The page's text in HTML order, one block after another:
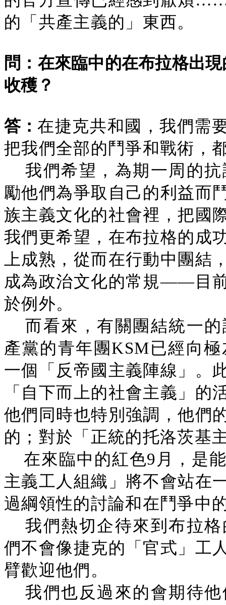
的「共產主義的」東西。
問：在來臨中的在布拉格出
收穫？
答：在捷克共和國，我們需
把我們全部的鬥爭和戰術，
我們希望，為期一周的
勵他們為爭取自己的利益而
族主義文化的社會裡，把國
我們更希望，在布拉格的成
上成熟，從而在行動中團結
成為政治文化的常規——目
於例外。
而看來，有關團結統一
產黨的青年團KSM已經向
一個「反帝國主義陣線」。
「自下而上的社會主義」的
他們同時也特別強調，他們
的；對於「正統的托洛茨基
在來臨中的紅色9月，是
主義工人組織」將不會站在
過綱領性的討論和在鬥爭中
我們熱切企待來到布拉
們不會像捷克的「官式」工
臂歡迎他們。
我們也反過來的會期待